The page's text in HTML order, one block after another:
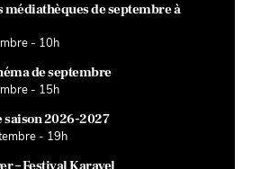
de septembre à
- 10h
de septembre
- 15h
saison 2026-2027
- 19h